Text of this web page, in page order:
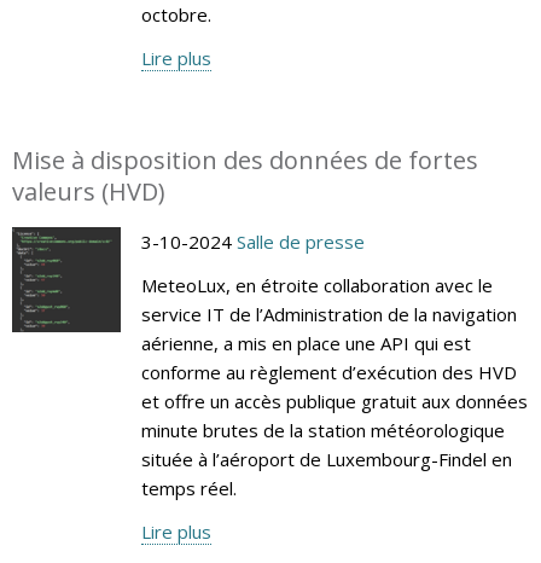
octobre.
Lire plus
Mise à disposition des données de fortes
valeurs (HVD)
3-10-2024 Salle de presse
MeteoLux, en étroite collaboration avec le
service IT de l’Administration de la navigation
aérienne, a mis en place une API qui est
conforme au règlement d’exécution des HVD
et offre un accès publique gratuit aux données
minute brutes de la station météorologique
située à l’aéroport de Luxembourg-Findel en
temps réel.
Lire plus